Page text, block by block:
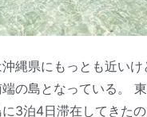
縄県にもっとも近いけ
の島となっている。
3泊4日滞在してきた